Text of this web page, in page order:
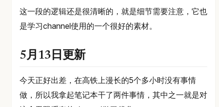
这一段的逻辑还是很清晰的，就是细节需要注意，它也
是学习channel使用的一个很好的素材。
5月13日更新
今天正好出差，在高铁上漫长的5个多小时没有事情
做，所以我拿起笔记本干了两件事情，其中之一就是对